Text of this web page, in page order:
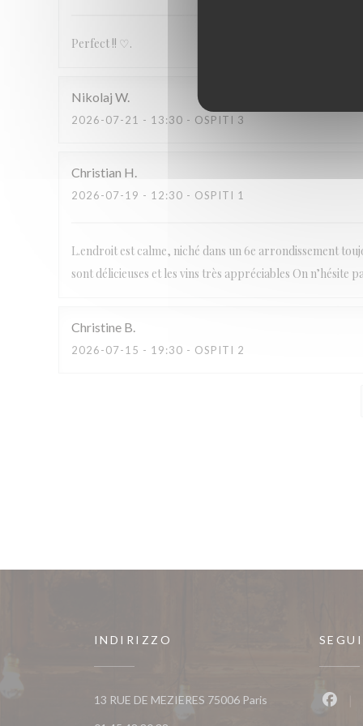
Perfect !! ♡.
Nikolaj W
2026-07-21 - 13:30 - OSPITI 3
Christian H
2026-07-19 - 12:30 - OSPITI 1
L.endroit est calme, niché dans un 6e arrondissement
sont délicieuses et les vins très appréciables On n’hésite
Christine B
2026-07-15 - 19:30 - OSPITI 2
INDIRIZZO
13 RUE DE MEZIERES 75006 Paris((apre una nuova